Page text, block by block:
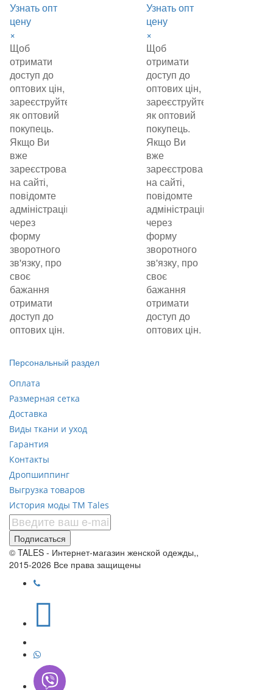
Узнать опт
цену
×
Щоб
отримати
доступ до
оптових цін,
зареєструйтеся
як оптовий
покупець.
Якщо Ви
вже
зареєстровані
на сайті,
повідомте
адміністрацію
через
форму
зворотного
зв'язку, про
своє
бажання
отримати
доступ до
оптових цін.
Узнать опт
цену
×
Щоб
отримати
доступ до
оптових цін,
зареєструйтеся
як оптовий
покупець.
Якщо Ви
вже
зареєстровані
на сайті,
повідомте
адміністрацію
через
форму
зворотного
зв'язку, про
своє
бажання
отримати
доступ до
оптових цін.
Персональный раздел
Оплата
Размерная сетка
Доставка
Виды ткани и уход
Гарантия
Контакты
Дропшиппинг
Выгрузка товаров
История моды ТМ Tales
Подписаться
© TALES - Интернет-магазин женской одежды,,
2015-2026 Все права защищены